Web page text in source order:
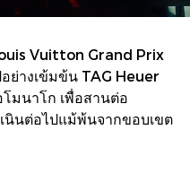
Vuitton Grand Prix
ย่างเข้มข้น TAG Heuer
มนาโก เพื่อสานต่อ
นินต่อไปแม้พ้นจากขอบเขต